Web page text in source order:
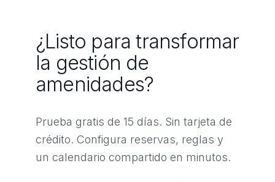
¿Listo para transformar
la gestión de
amenidades?
Prueba gratis de 15 días. Sin tarjeta de
crédito. Configura reservas, reglas y
un calendario compartido en minutos.